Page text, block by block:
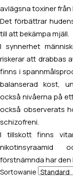
avlägsna toxiner från
Det förbättrar
till att bekämpa mjäll.
I synnerhet
riskerar att drabbas
finns i
balanserad kost,
också nivåerna på
också observerats
schizofreni.
I tillskott finns
nikotinsyraamid
förstnämnda har den
Sortowanie